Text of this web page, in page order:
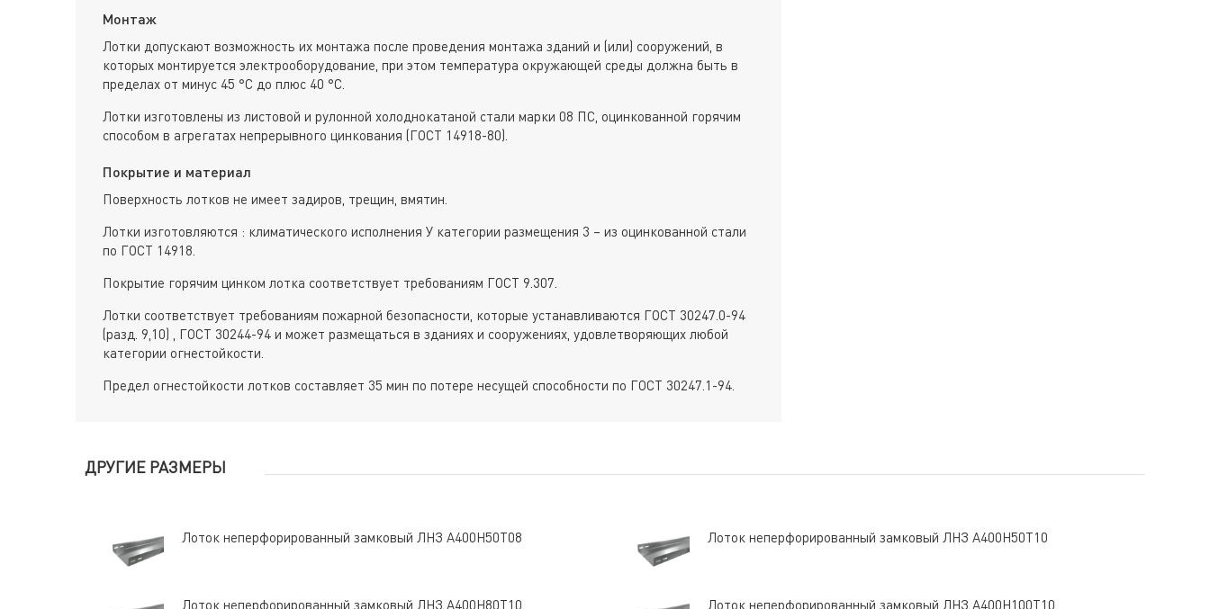
Монтаж
Лотки допускают возможность их монтажа после проведения монтажа зданий и (или) сооружений, в
которых монтируется электрооборудование, при этом температура окружающей среды должна быть в
пределах от минус 45 °С до плюс 40 °С.
Лотки изготовлены из листовой и рулонной холоднокатаной стали марки 08 ПС, оцинкованной горячим
способом в агрегатах непрерывного цинкования (ГОСТ 14918-80).
Покрытие и материал
Поверхность лотков не имеет задиров, трещин, вмятин.
Лотки изготовляются : климатического исполнения У категории размещения 3 – из оцинкованной стали
по ГОСТ 14918.
Покрытие горячим цинком лотка соответствует требованиям ГОСТ 9.307.
Лотки соответствует требованиям пожарной безопасности, которые устанавливаются ГОСТ 30247.0-94
(разд. 9,10) , ГОСТ 30244-94 и может размещаться в зданиях и сооружениях, удовлетворяющих любой
категории огнестойкости.
Предел огнестойкости лотков составляет 35 мин по потере несущей способности по ГОСТ 30247.1-94.
ДРУГИЕ РАЗМЕРЫ
Лоток неперфорированный замковый ЛНЗ A400Н50Т08 Лоток неперфорированный замковый ЛНЗ A400Н50Т10
Лоток неперфорированный замковый ЛНЗ A400Н80Т10 Лоток неперфорированный замковый ЛНЗ A400Н100Т10